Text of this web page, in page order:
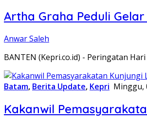
Artha Graha Peduli
Anwar Saleh
BANTEN (Kepri.co.id) - Peringatan
Batam, Berita Update, Kepri Minggu,
Kakanwil